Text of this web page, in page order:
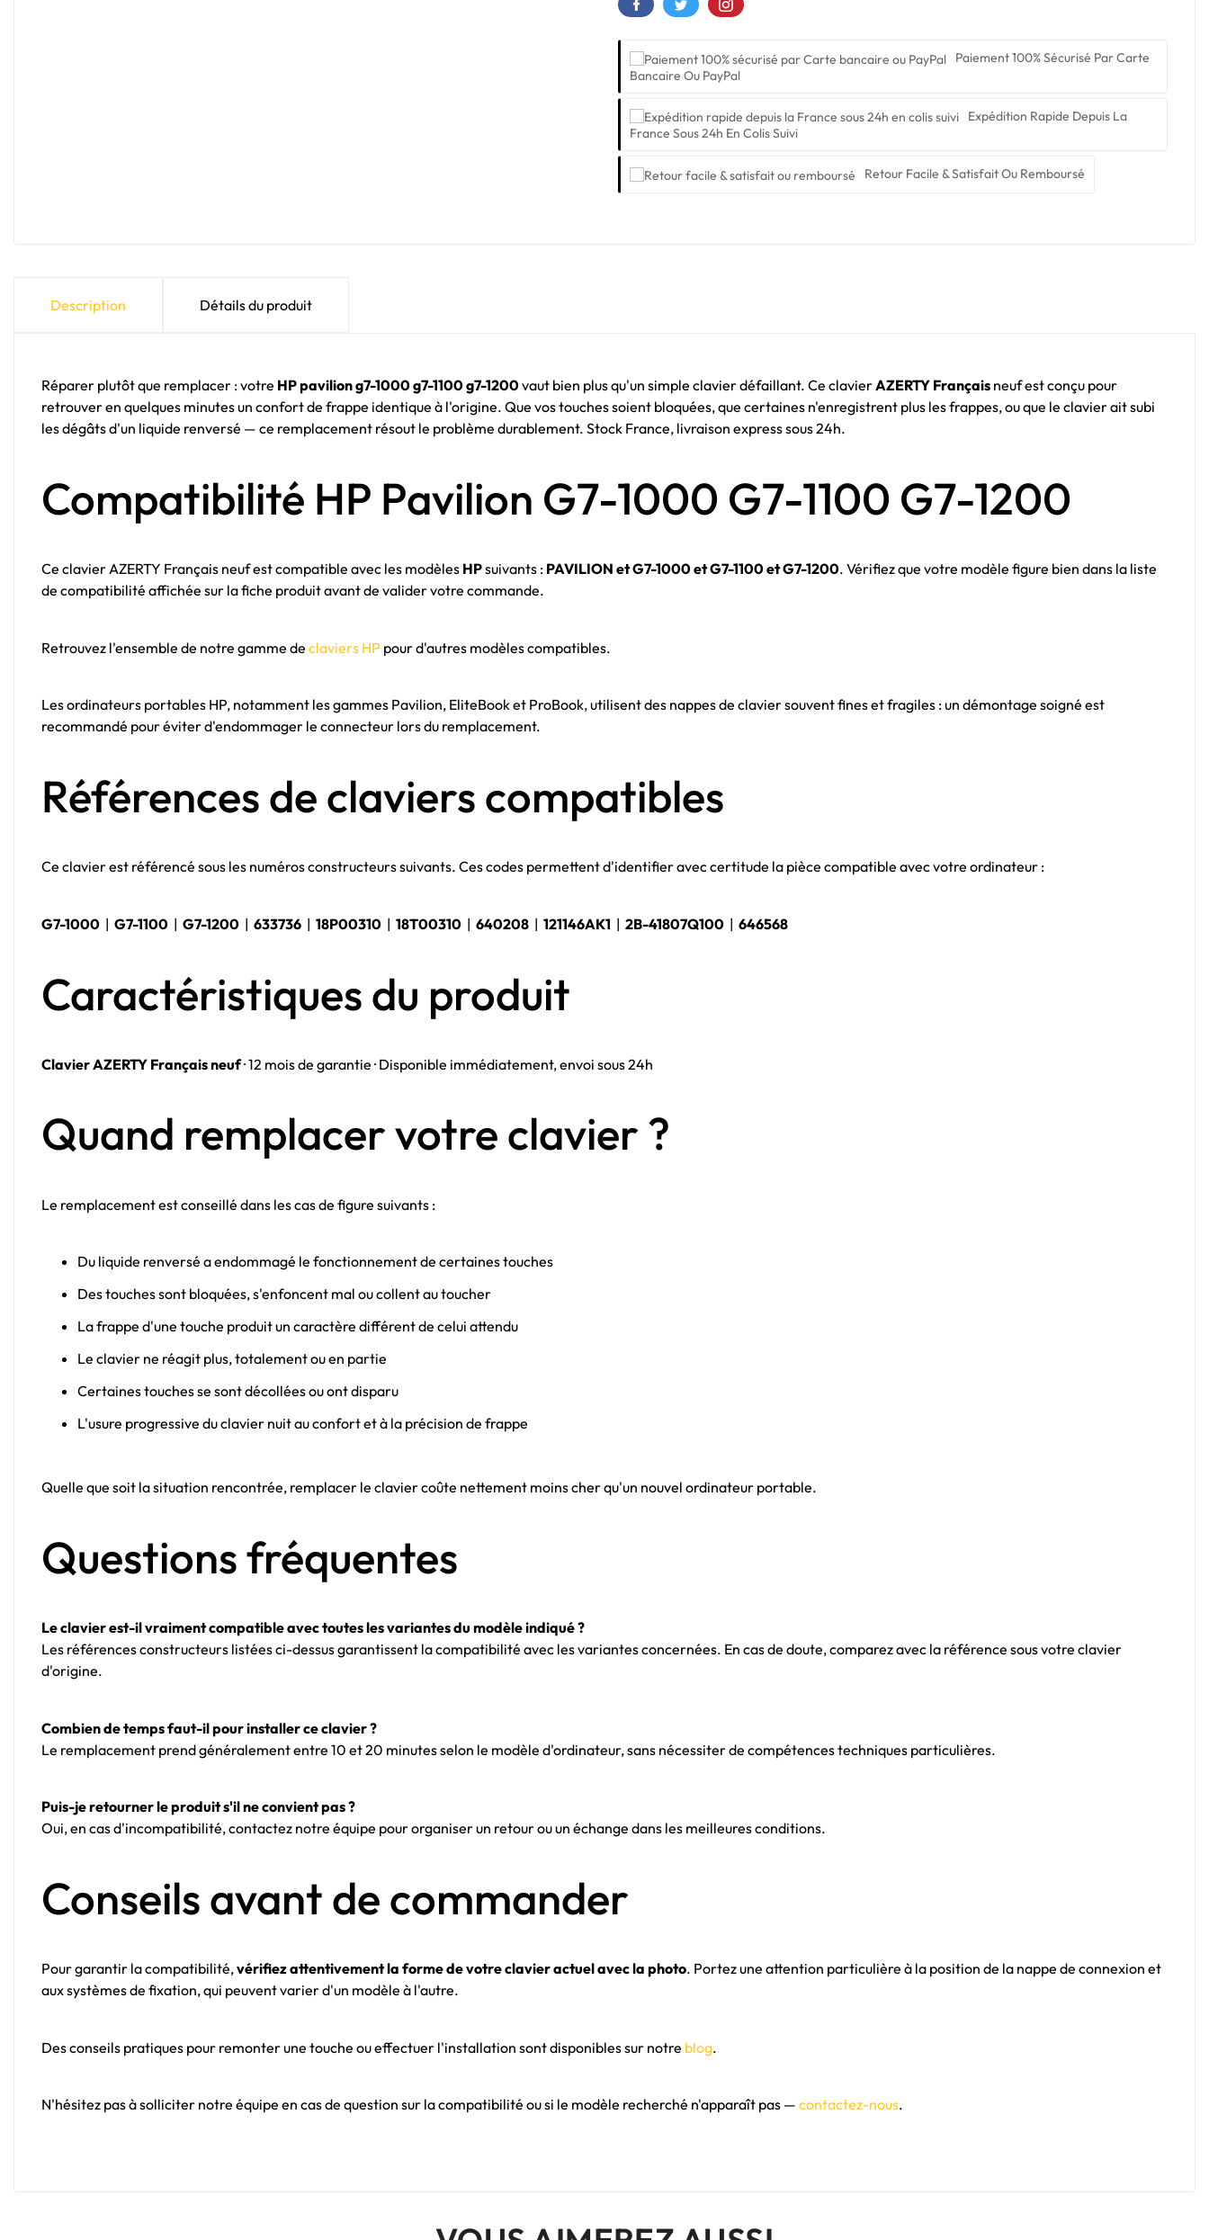
Paiement 100% Sécurisé Par Carte
Bancaire Ou PayPal
Expédition Rapide Depuis La
France Sous 24h En Colis Suivi
Retour Facile & Satisfait Ou Remboursé
Description Détails du produit
Réparer plutôt que remplacer : votre HP pavilion g7-1000 g7-1100 g7-1200vaut bien plus qu'un simple clavier défaillant. Ce clavierAZERTY Français neuf est conçu pour
retrouver en quelques minutes un confort de frappe identique à l'origine. Que vos touches soient bloquées, que certaines n'enregistrent plus les frappes, ou que le clavier ait subi
les dégâts d'un liquide renversé — ce remplacement résout le problème durablement. Stock France, livraison express sous 24h.
Compatibilité HP Pavilion G7-1000 G7-1100 G7-1200
Ce clavier AZERTY Français neuf est compatible avec les modèles HPsuivants : PAVILION et G7-1000 et G7-1100 et G7-1200. Vérifiez que votre modèle figure bien dans la liste
de compatibilité affichée sur la fiche produit avant de valider votre commande.
Retrouvez l'ensemble de notre gamme de claviers HP pour d'autres modèles compatibles.
Les ordinateurs portables HP, notamment les gammes Pavilion, EliteBook et ProBook, utilisent des nappes de clavier souvent fines et fragiles : un démontage soigné est
recommandé pour éviter d'endommager le connecteur lors du remplacement.
Références de claviers compatibles
Ce clavier est référencé sous les numéros constructeurs suivants. Ces codes permettent d'identifier avec certitude la pièce compatible avec votre ordinateur :
G7-1000 | G7-1100 | G7-1200 | 633736 | 18P00310 | 18T00310 | 640208 | 121146AK1 | 2B-41807Q100 | 646568
Caractéristiques du produit
Clavier AZERTY Français neuf· 12 mois de garantie · Disponible immédiatement, envoi sous 24h
Quand remplacer votre clavier ?
Le remplacement est conseillé dans les cas de figure suivants :
Du liquide renversé a endommagé le fonctionnement de certaines touches
Des touches sont bloquées, s'enfoncent mal ou collent au toucher
La frappe d'une touche produit un caractère différent de celui attendu
Le clavier ne réagit plus, totalement ou en partie
Certaines touches se sont décollées ou ont disparu
L'usure progressive du clavier nuit au confort et à la précision de frappe
Quelle que soit la situation rencontrée, remplacer le clavier coûte nettement moins cher qu'un nouvel ordinateur portable.
Questions fréquentes
Le clavier est-il vraiment compatible avec toutes les variantes du modèle indiqué ?
Les références constructeurs listées ci-dessus garantissent la compatibilité avec les variantes concernées. En cas de doute, comparez avec la référence sous votre clavier
d'origine.
Combien de temps faut-il pour installer ce clavier ?
Le remplacement prend généralement entre 10 et 20 minutes selon le modèle d'ordinateur, sans nécessiter de compétences techniques particulières.
Puis-je retourner le produit s'il ne convient pas ?
Oui, en cas d'incompatibilité, contactez notre équipe pour organiser un retour ou un échange dans les meilleures conditions.
Conseils avant de commander
Pour garantir la compatibilité,vérifiez attentivement la forme de votre clavier actuel avec la photo. Portez une attention particulière à la position de la nappe de connexion et
aux systèmes de fixation, qui peuvent varier d'un modèle à l'autre.
Des conseils pratiques pour remonter une touche ou effectuer l'installation sont disponibles sur notre blog.
N'hésitez pas à solliciter notre équipe en cas de question sur la compatibilité ou si le modèle recherché n'apparaît pas — contactez-nous.